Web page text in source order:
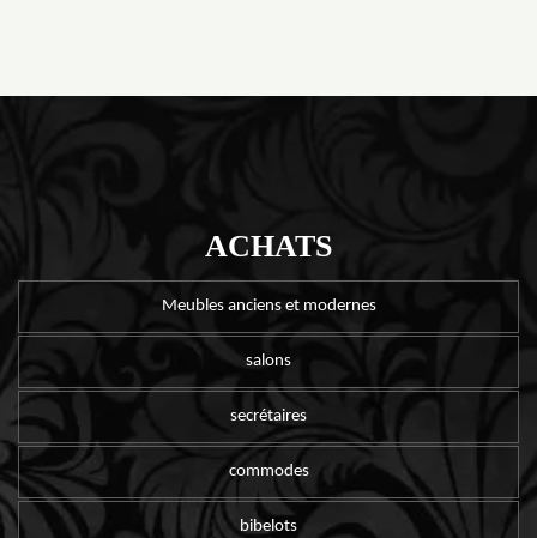
ACHATS
Meubles anciens et modernes
salons
secrétaires
commodes
bibelots